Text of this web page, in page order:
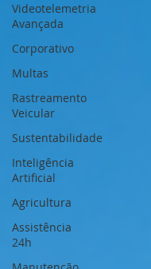
Videotelemetria
Avançada
Corporativo
Multas
Rastreamento
Veicular
Sustentabilidade
Inteligência
Artificial
Agricultura
Assistência
24h